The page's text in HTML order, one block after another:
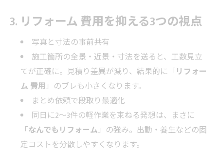
3. リフォーム 費用を抑える3つの視点
写真と寸法の事前共有
施工箇所の全景・近景・寸法を送ると、工数見立
てが正確に。見積り差異が減り、結果的に「リフォー
ム 費用」のブレも小さくなります。
まとめ依頼で段取り最適化
同日に2〜3件の軽作業を束ねる発想は、まさに
「なんでもリフォーム」の強み。出動・養生などの固
定コストを分散しやすくなります。